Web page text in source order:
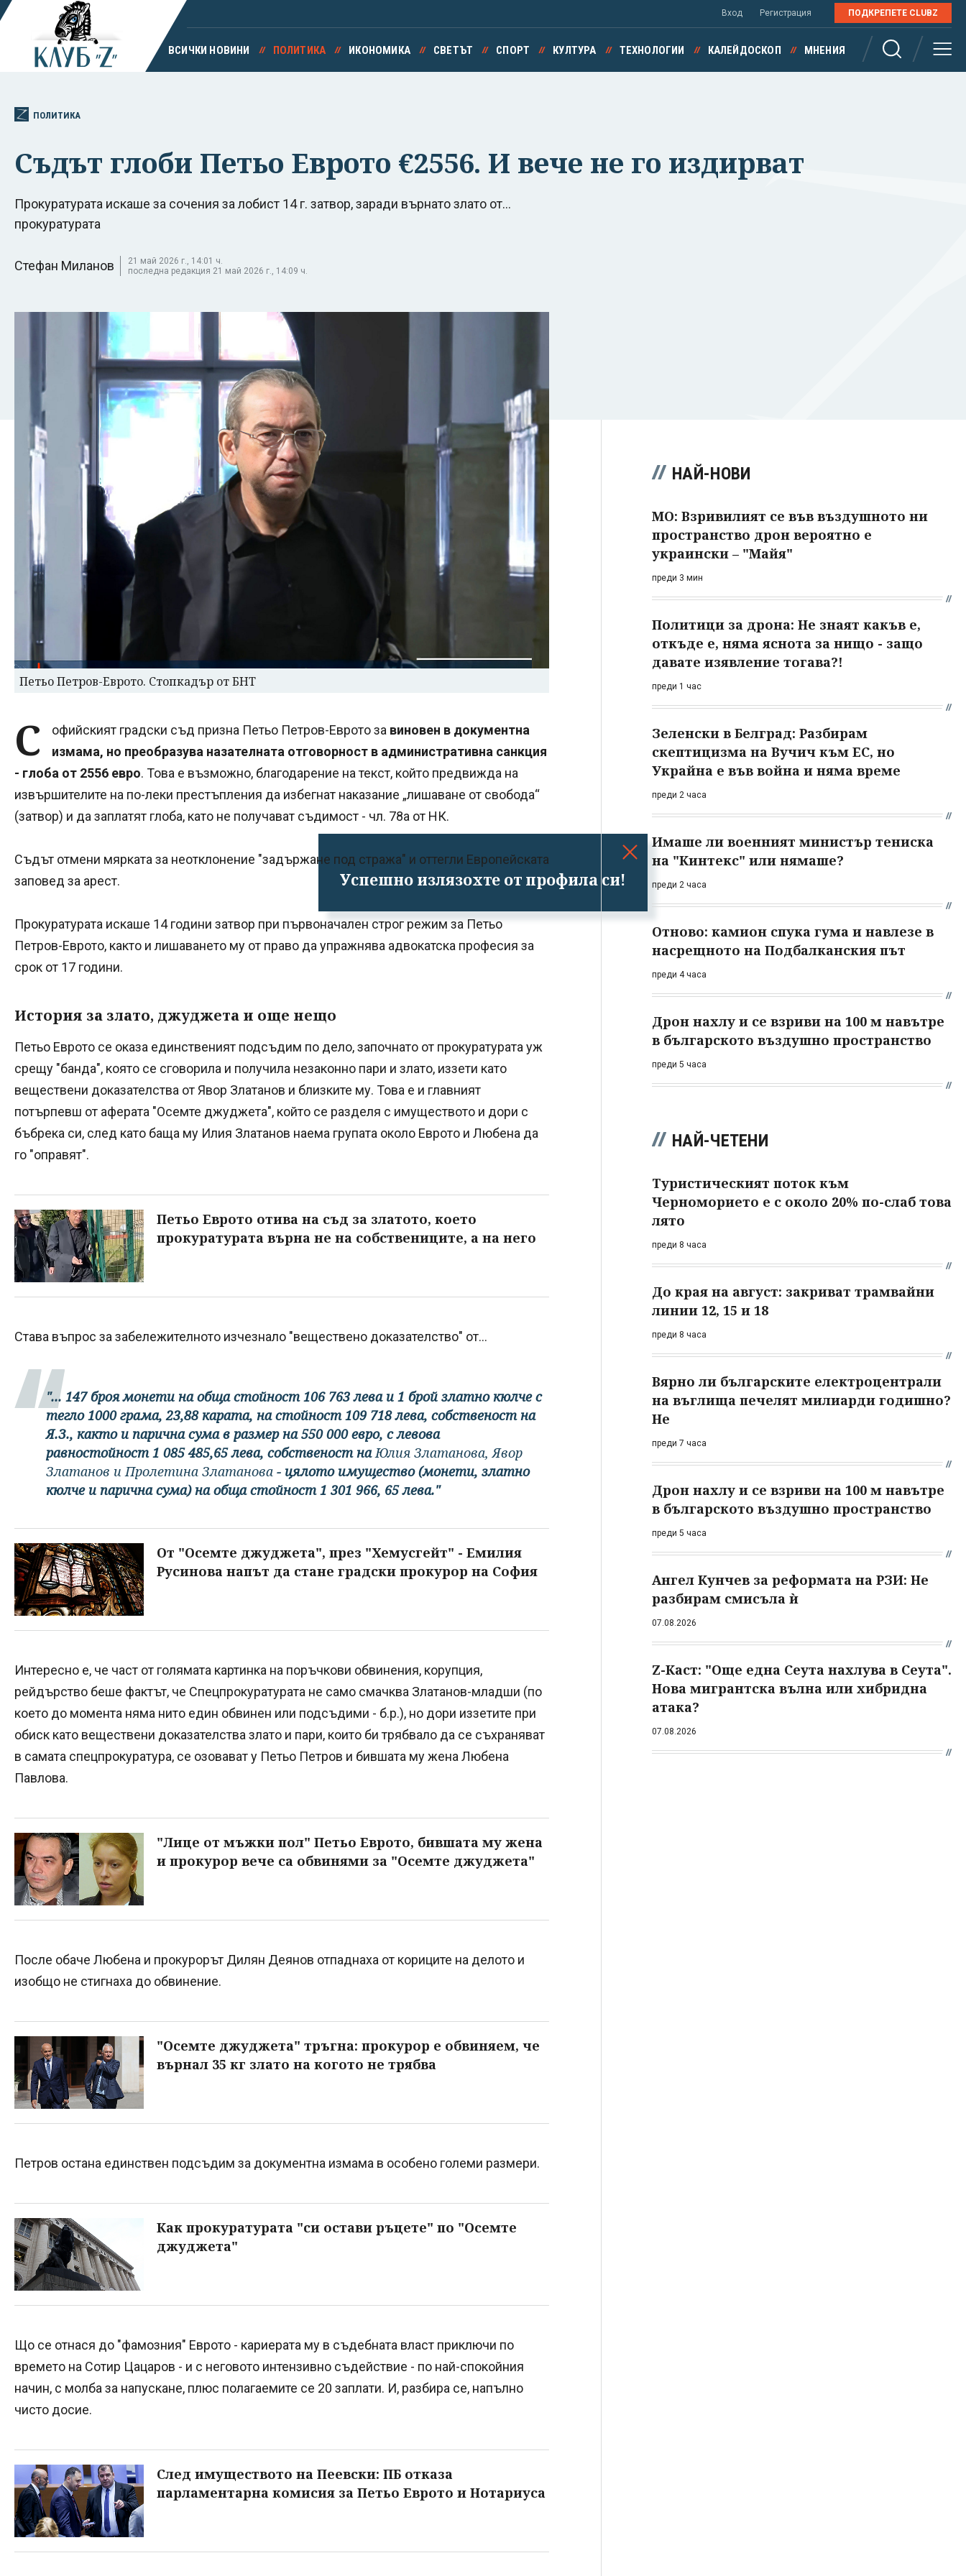
Успешно излязохте от профила си!
Вход Регистрация ПОДКРЕПЕТЕ CLUBZ
ВСИЧКИ НОВИНИ ПОЛИТИКА ИКОНОМИКА СВЕТЪТ СПОРТ КУЛТУРА ТЕХНОЛОГИИ КАЛЕЙДОСКОП МНЕНИЯ
ПОЛИТИКА
Съдът глоби Петьо Еврото €2556. И вече не го издирват
Прокуратурата искаше за сочения за лобист 14 г. затвор, заради върнато злато от...
прокуратурата
Стефан Миланов
21 май 2026 г., 14:01 ч.
последна редакция 21 май 2026 г., 14:09 ч.
Петьо Петров-Еврото. Стопкадър от БНТ
С офийският градски съд призна Петьо Петров-Еврото за виновен в документна
измама, но преобразува назателната отговорност в административна санкция
- глоба от 2556 евро. Това е възможно, благодарение на текст, който предвижда на
извършителите на по-леки престъпления да избегнат наказание „лишаване от свобода“
(затвор) и да заплатят глоба, като не получават съдимост - чл. 78а от НК.
Съдът отмени мярката за неотклонение "задържане под стража" и оттегли Европейската
заповед за арест.
Прокуратурата искаше 14 години затвор при първоначален строг режим за Петьо
Петров-Еврото, както и лишаването му от право да упражнява адвокатска професия за
срок от 17 години.
История за злато, джуджета и още нещо
Петьо Еврото се оказа единственият подсъдим по дело, започнато от прокуратурата уж
срещу "банда", която се сговорила и получила незаконно пари и злато, иззети като
веществени доказателства от Явор Златанов и близките му. Това е и главният
потърпевш от аферата "Осемте джуджета", който се разделя с имуществото и дори с
бъбрека си, след като баща му Илия Златанов наема групата около Еврото и Любена да
го "оправят".
Петьо Еврото отива на съд за златото, което
прокуратурата върна не на собствениците, а на него
Става въпрос за забележителното изчезнало "веществено доказателство" от...
"... 147 броя монети на обща стойност 106 763 лева и 1 брой златно кюлче с
тегло 1000 грама, 23,88 карата, на стойност 109 718 лева, собственост на
Я.З., както и парична сума в размер на 550 000 евро, с левова
равностойност 1 085 485,65 лева, собственост наЮлия Златанова, Явор
Златанов и Пролетина Златанова - цялото имущество (монети, златно
кюлче и парична сума) на обща стойност 1 301 966, 65 лева."
От "Осемте джуджета", през "Хемусгейт" - Емилия
Русинова напът да стане градски прокурор на София
Интересно е, че част от голямата картинка на поръчкови обвинения, корупция,
рейдърство беше фактът, че Спецпрокуратурата не само смачква Златанов-младши (по
което до момента няма нито един обвинен или подсъдими - б.р.), но дори иззетите при
обиск като веществени доказателства злато и пари, които би трябвало да се съхраняват
в самата спецпрокуратура, се озовават у Петьо Петров и бившата му жена Любена
Павлова.
"Лице от мъжки пол" Петьо Еврото, бившата му жена
и прокурор вече са обвинями за "Осемте джуджета"
После обаче Любена и прокурорът Дилян Деянов отпаднаха от кориците на делото и
изобщо не стигнаха до обвинение.
"Осемте джуджета" тръгна: прокурор е обвиняем, че
върнал 35 кг злато на когото не трябва
Петров остана единствен подсъдим за документна измама в особено големи размери.
Как прокуратурата "си остави ръцете" по "Осемте
джуджета"
Що се отнася до "фамозния" Еврото - кариерата му в съдебната власт приключи по
времето на Сотир Цацаров - и с неговото интензивно съдействие - по най-спокойния
начин, с молба за напускане, плюс полагаемите се 20 заплати. И, разбира се, напълно
чисто досие.
След имуществото на Пеевски: ПБ отказа
парламентарна комисия за Петьо Еврото и Нотариуса
НАЙ-НОВИ
МО: Взривилият се във въздушното ни
пространство дрон вероятно е
украински – "Майя"
преди 3 мин
Политици за дрона: Не знаят какъв е,
откъде е, няма яснота за нищо - защо
давате изявление тогава?!
преди 1 час
Зеленски в Белград: Разбирам
скептицизма на Вучич към ЕС, но
Украйна е във война и няма време
преди 2 часа
Имаше ли военният министър тениска
на "Кинтекс" или нямаше?
преди 2 часа
Отново: камион спука гума и навлезе в
насрещното на Подбалканския път
преди 4 часа
Дрон нахлу и се взриви на 100 м навътре
в българското въздушно пространство
преди 5 часа
НАЙ-ЧЕТЕНИ
Туристическият поток към
Черноморието е с около 20% по-слаб това
лято
преди 8 часа
До края на август: закриват трамвайни
линии 12, 15 и 18
преди 8 часа
Вярно ли българските електроцентрали
на въглища печелят милиарди годишно?
Не
преди 7 часа
Дрон нахлу и се взриви на 100 м навътре
в българското въздушно пространство
преди 5 часа
Ангел Кунчев за реформата на РЗИ: Не
разбирам смисъла ѝ
07.08.2026
Z-Каст: "Още една Сеута нахлува в Сеута".
Нова мигрантска вълна или хибридна
атака?
07.08.2026